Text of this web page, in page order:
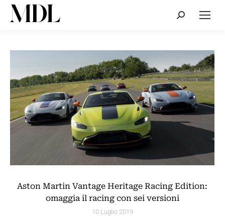
Cerca:
Aston Martin Vantage Heritage Racing Edition:
omaggia il racing con sei versioni
10 Luglio 2019